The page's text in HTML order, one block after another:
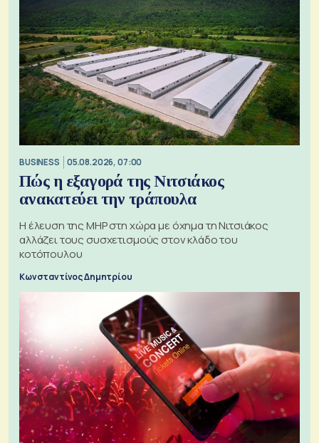
BUSINESS 05.08.2026, 07:00
Πώς η εξαγορά της Νιτσιάκος
ανακατεύει την τράπουλα
H έλευση της MHP στη χώρα με όχημα τη Νιτσιάκος
αλλάζει τους συσχετισμούς στον κλάδο του
κοτόπουλου
Κωνσταντίνος Δημητρίου